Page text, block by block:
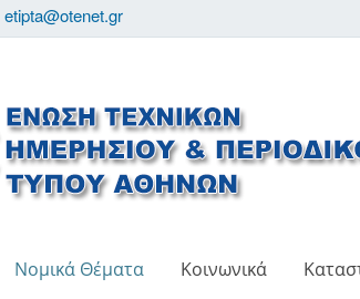
etipta@otenet.gr
Νομικά Θέματα Κοινωνικά